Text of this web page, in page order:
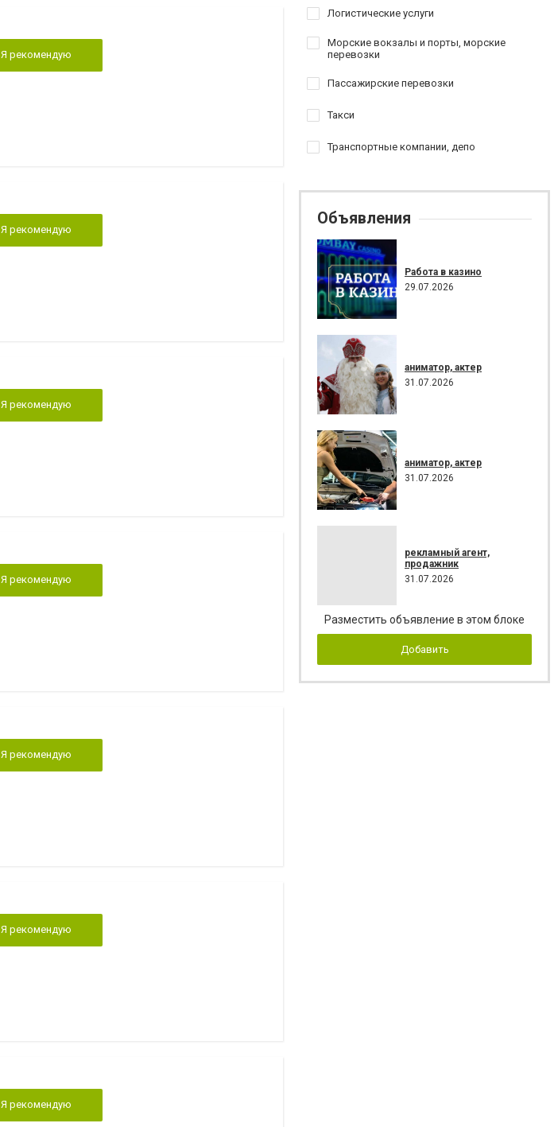
Я рекомендую
Я рекомендую
Я рекомендую
Я рекомендую
Я рекомендую
Я рекомендую
Я рекомендую
Логистические услуги
Морские вокзалы и порты, морские
перевозки
Пассажирские перевозки
Такси
Транспортные компании, депо
Объявления
Работа в казино
29.07.2026
аниматор, актер
31.07.2026
аниматор, актер
31.07.2026
рекламный агент,
продажник
31.07.2026
Разместить объявление в этом блоке
Добавить